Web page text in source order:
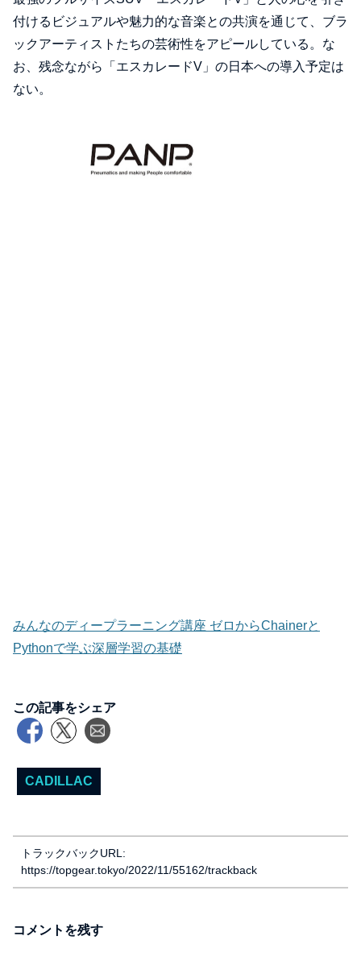
付けるビジュアルや魅力的な音楽との共演を通じて、ブラ
ックアーティストたちの芸術性をアピールしている。な
お、残念ながら「エスカレードV」の日本への導入予定は
ない。
みんなのディープラーニング講座 ゼロからChainerと
Pythonで学ぶ深層学習の基礎
この記事をシェア
CADILLAC
トラックバックURL:
https://topgear.tokyo/2022/11/55162/trackback
コメントを残す